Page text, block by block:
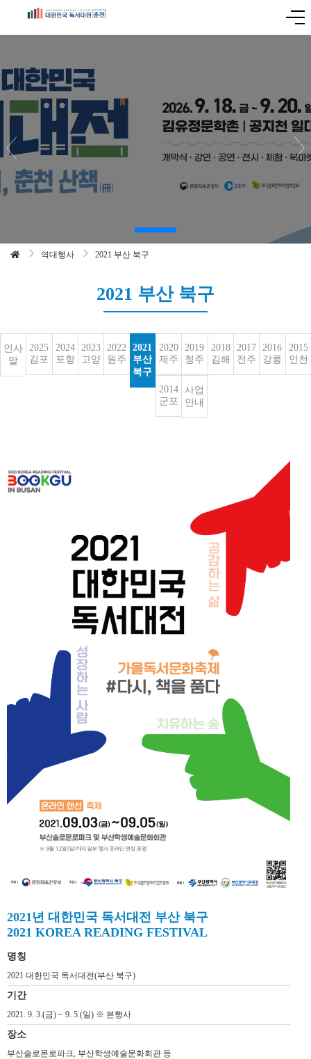
역대행사 2021 부산 북구
2021 부산 북구
인사
말
2025
김포
2024
포항
2023
고양
2022
원주
2021
부산
북구
2020
제주
2019
청주
2018
김해
2017
전주
2016
강릉
2015
인천
2014
군포
사업
안내
2021년 대한민국 독서대전 부산 북구
2021 KOREA READING FESTIVAL
명칭
2021 대한민국 독서대전(부산 북구)
기간
2021. 9. 3.(금) ~ 9. 5.(일) ※ 본행사
장소
부산솔로몬로파크, 부산학생예술문화회관 등